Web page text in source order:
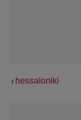
Thessaloniki